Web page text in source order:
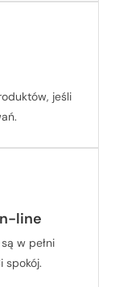
jeśli
line
w pełni
spokój.